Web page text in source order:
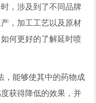
，涉及到了不同品牌
，加工工艺以及原材
何更好的了解延时喷
，能够使其中的药物成
获得降低的效果，并